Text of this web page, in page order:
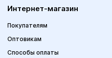
Интернет-магазин
Покупателям
Оптовикам
Способы оплаты